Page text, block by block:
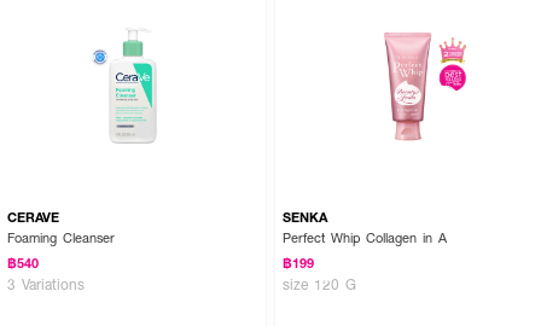
CERAVE
Foaming Cleanser
฿540
3 Variations
SENKA
Perfect Whip Collagen in A
฿199
size 120 G